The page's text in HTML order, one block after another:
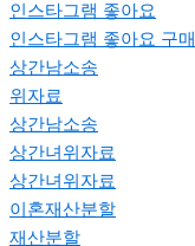
인스타그램 좋아요
인스타그램 좋아요 구매
상간남소송
위자료
상간남소송
상간녀위자료
상간녀위자료
이혼재산분할
재산분할